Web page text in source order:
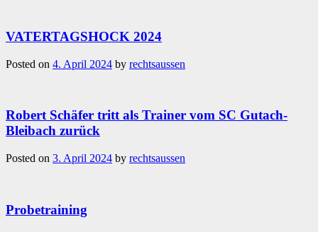
VATERTAGSHOCK 2024
Posted on 4. April 2024 by rechtsaussen
Robert Schäfer tritt als Trainer vom SC Gutach-
Bleibach zurück
Posted on 3. April 2024 by rechtsaussen
Probetraining